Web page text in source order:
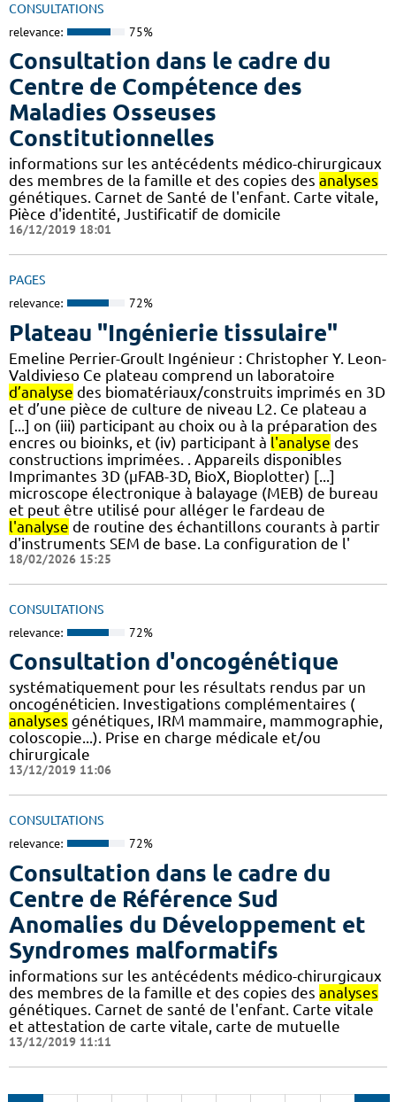
CONSULTATIONS
relevance: 75%
Consultation dans le cadre du
Centre de Compétence des
Maladies Osseuses
Constitutionnelles
informations sur les antécédents médico-chirurgicaux
des membres de la famille et des copies des analyses
génétiques. Carnet de Santé de l'enfant. Carte vitale,
Pièce d'identité, Justificatif de domicile
16/12/2019 18:01
PAGES
relevance: 72%
Plateau "Ingénierie tissulaire"
Emeline Perrier-Groult Ingénieur : Christopher Y. Leon-
Valdivieso Ce plateau comprend un laboratoire
d’analyse des biomatériaux/construits imprimés en 3D
et d’une pièce de culture de niveau L2. Ce plateau a
[...] on (iii) participant au choix ou à la préparation des
encres ou bioinks, et (iv) participant à l'analyse des
constructions imprimées. . Appareils disponibles
Imprimantes 3D (µFAB-3D, BioX, Bioplotter) [...]
microscope électronique à balayage (MEB) de bureau
et peut être utilisé pour alléger le fardeau de
l'analyse de routine des échantillons courants à partir
d'instruments SEM de base. La configuration de l'
18/02/2026 15:25
CONSULTATIONS
relevance: 72%
Consultation d'oncogénétique
systématiquement pour les résultats rendus par un
oncogénéticien. Investigations complémentaires (
analyses génétiques, IRM mammaire, mammographie,
coloscopie...). Prise en charge médicale et/ou
chirurgicale
13/12/2019 11:06
CONSULTATIONS
relevance: 72%
Consultation dans le cadre du
Centre de Référence Sud
Anomalies du Développement et
Syndromes malformatifs
informations sur les antécédents médico-chirurgicaux
des membres de la famille et des copies des analyses
génétiques. Carnet de santé de l'enfant. Carte vitale
et attestation de carte vitale, carte de mutuelle
13/12/2019 11:11